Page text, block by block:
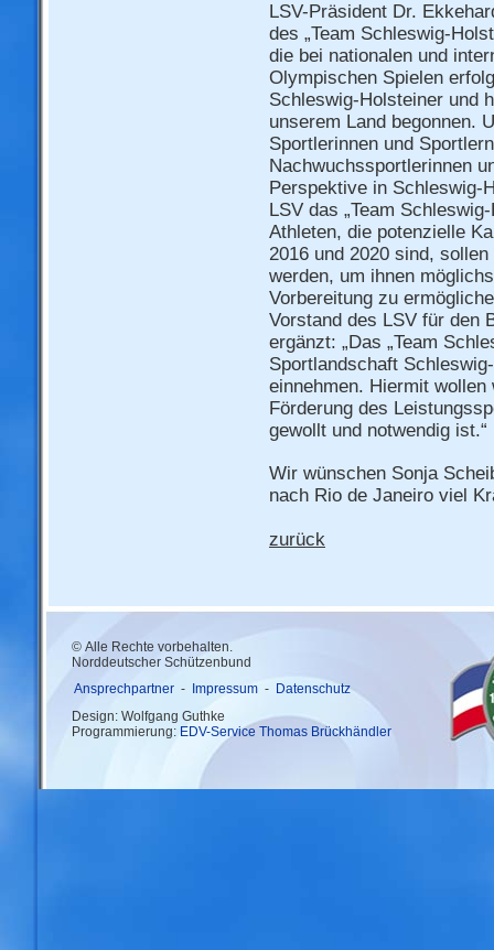
LSV-Präsident Dr.
des „Team Schleswig-
die bei nationalen und
Olympischen Spielen
Schleswig-Holsteiner und
unserem Land begonnen.
Sportlerinnen und
Nachwuchssportlerinnen
Perspektive in Schleswig-
LSV das „Team
Athleten, die potenzielle
2016 und 2020 sind,
werden, um ihnen
Vorbereitung zu
Vorstand des LSV für den
ergänzt: „Das „Team
Sportlandschaft
einnehmen. Hiermit
Förderung des
gewollt und notwendig ist.“
Wir wünschen Sonja
nach Rio de Janeiro viel
zurück
© Alle Rechte vorbehalten.
Norddeutscher Schützenbund
Ansprechpartner - Impressum - Datenschutz
Design: Wolfgang Guthke
Programmierung: EDV-Service Thomas Brückhändler